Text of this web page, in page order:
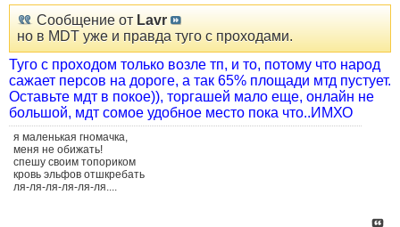
Сообщение от Lavr
но в MDT уже и правда туго с проходами.
Туго с проходом только возле тп, и то, потому что народ
сажает персов на дороге, а так 65% площади мтд пустует.
Оставьте мдт в покое)), торгашей мало еще, онлайн не
большой, мдт сомое удобное место пока что..ИМХО
я маленькая гномачка,
меня не обижать!
спешу своим топориком
кровь эльфов отшкребать
ля-ля-ля-ля-ля-ля....